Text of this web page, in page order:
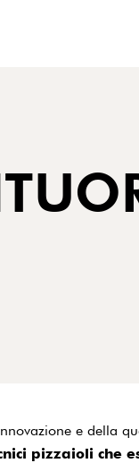
e della
pizzaioli che